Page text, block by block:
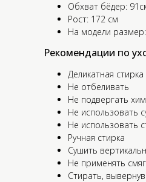
Обхват бёдер:
Рост: 172 см
На модели размер:
Рекомендации по
Деликатная
Не отбеливать
Не подвергать
Не использовать
Не использовать
Ручная стирка
Сушить
Не применять
Стирать,